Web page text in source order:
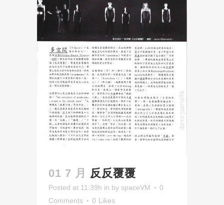
01 7 月 反反覆覆
Posted at 11:39h in by spaceVM
0
Comments
0 Likes